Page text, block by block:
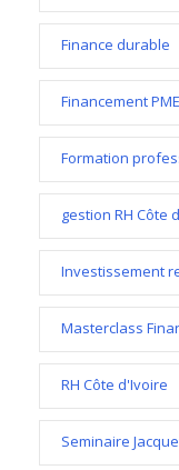
Finance durable
Financement PME
Formation
gestion RH Côte
Investissement
Masterclass
RH Côte d'Ivoire
Seminaire